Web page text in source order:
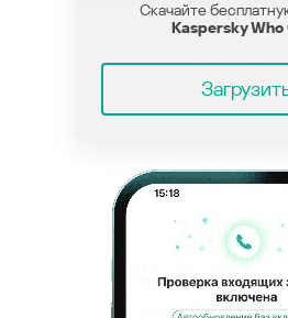
Скачайте
Kaspersky Who